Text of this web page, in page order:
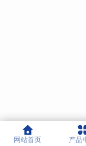
网站首页 产品